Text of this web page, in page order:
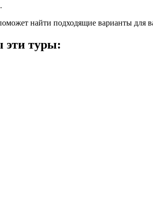
найти подходящие варианты для
эти туры: